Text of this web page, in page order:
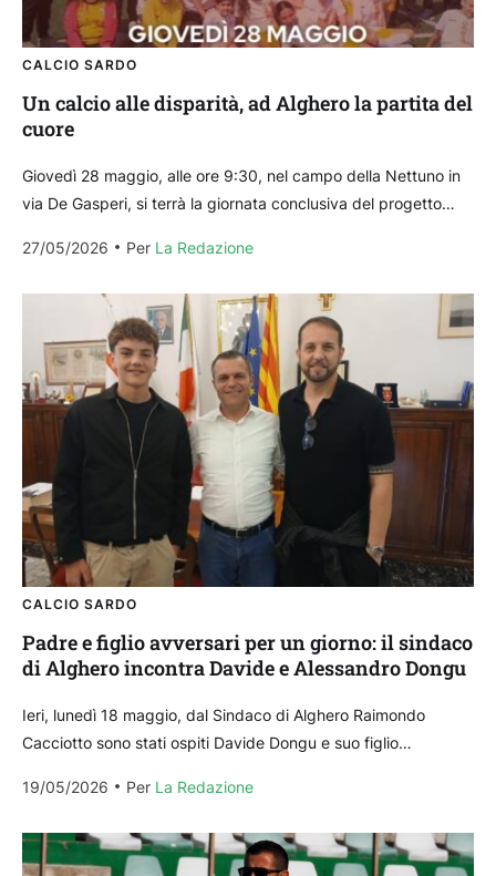
CALCIO SARDO
Un calcio alle disparità, ad Alghero la partita del
cuore
Giovedì 28 maggio, alle ore 9:30, nel campo della Nettuno in
via De Gasperi, si terrà la giornata conclusiva del progetto
27/05/2026
Per La Redazione
CALCIO SARDO
Padre e figlio avversari per un giorno: il sindaco
di Alghero incontra Davide e Alessandro Dongu
Ieri, lunedì 18 maggio, dal Sindaco di Alghero Raimondo
Cacciotto sono stati ospiti Davide Dongu e suo figlio
19/05/2026
Per La Redazione